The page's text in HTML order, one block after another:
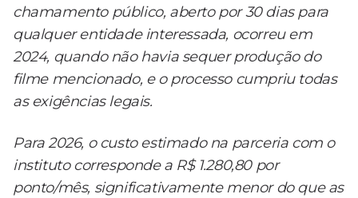
chamamento público, aberto por 30 dias para
qualquer entidade interessada, ocorreu em
2024, quando não havia sequer produção do
filme mencionado, e o processo cumpriu todas
as exigências legais.
Para 2026, o custo estimado na parceria com o
instituto corresponde a R$ 1.280,80 por
ponto/mês, significativamente menor do que as